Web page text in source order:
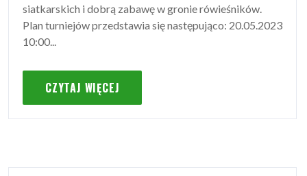
siatkarskich i dobrą zabawę w gronie rówieśników.
Plan turniejów przedstawia się następująco: 20.05.2023
10:00...
CZYTAJ WIĘCEJ